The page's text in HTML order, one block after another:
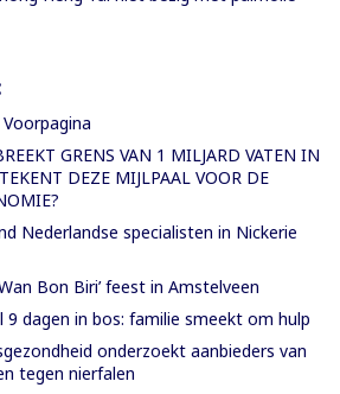
GRENS VAN 1 MILJARD VATEN IN
DEZE MIJLPAAL VOOR DE
Nederlandse specialisten in Nickerie
Bon Biri’ feest in Amstelveen
9 dagen in bos: familie smeekt om hulp
onderzoekt aanbieders van
tegen nierfalen